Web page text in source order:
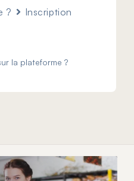
? Inscription
la plateforme ?